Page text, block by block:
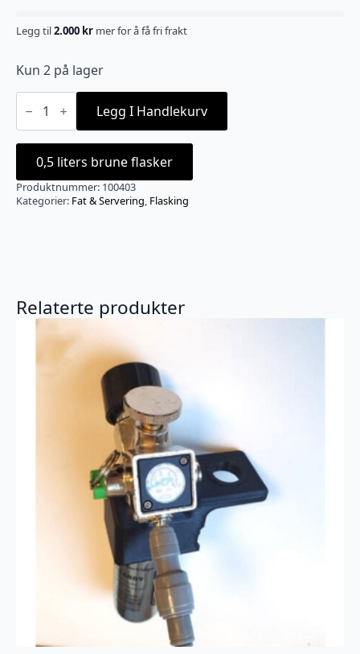
Legg til2.000 kr mer for å få fri frakt
Kun 2 på lager
Eske
med
stk
flasker
med
Patentkork
antall
Legg I Handlekurv
0,5 liters brune flasker
Produktnummer: 100403
Kategorier: Fat & Servering, Flasking
Relaterte produkter